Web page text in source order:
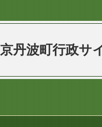
京丹波町行政サ